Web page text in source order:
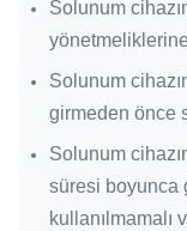
Solunum
Solunum
girmeden önce
Solunum
süresi boyunca
kullanılmamalı